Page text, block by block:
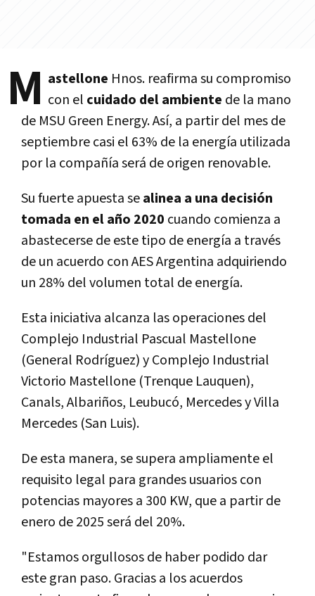
M astellone Hnos. reafirma su compromiso
con el cuidado del ambiente de la mano
de MSU Green Energy. Así, a partir del mes de
septiembre casi el 63% de la energía utilizada
por la compañía será de origen renovable.
Su fuerte apuesta sealinea a una decisión
tomada en el año 2020 cuando comienza a
abastecerse de este tipo de energía a través
de un acuerdo con AES Argentina adquiriendo
un 28% del volumen total de energía.
Esta iniciativa alcanza las operaciones del
Complejo Industrial Pascual Mastellone
(General Rodríguez) y Complejo Industrial
Victorio Mastellone (Trenque Lauquen),
Canals, Albariños, Leubucó, Mercedes y Villa
Mercedes (San Luis).
De esta manera, se supera ampliamente el
requisito legal para grandes usuarios con
potencias mayores a 300 KW, que a partir de
enero de 2025 será del 20%.
"Estamos orgullosos de haber podido dar
este gran paso. Gracias a los acuerdos